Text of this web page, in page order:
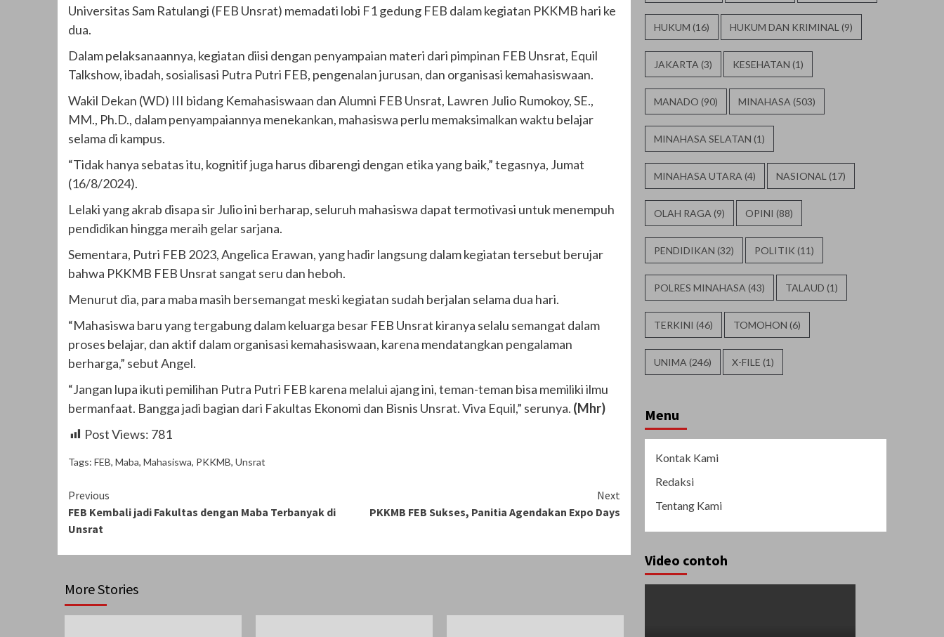
Universitas Sam Ratulangi (FEB Unsrat) memadati lobi F1 gedung FEB dalam kegiatan PKKMB hari ke
dua.
Dalam pelaksanaannya, kegiatan diisi dengan penyampaian materi dari pimpinan FEB Unsrat, Equil
Talkshow, ibadah, sosialisasi Putra Putri FEB, pengenalan jurusan, dan organisasi kemahasiswaan.
Wakil Dekan (WD) III bidang Kemahasiswaan dan Alumni FEB Unsrat, Lawren Julio Rumokoy, SE.,
MM., Ph.D., dalam penyampaiannya menekankan, mahasiswa perlu memaksimalkan waktu belajar
selama di kampus.
“Tidak hanya sebatas itu, kognitif juga harus dibarengi dengan etika yang baik,” tegasnya, Jumat
(16/8/2024).
Lelaki yang akrab disapa sir Julio ini berharap, seluruh mahasiswa dapat termotivasi untuk menempuh
pendidikan hingga meraih gelar sarjana.
Sementara, Putri FEB 2023, Angelica Erawan, yang hadir langsung dalam kegiatan tersebut berujar
bahwa PKKMB FEB Unsrat sangat seru dan heboh.
Menurut dia, para maba masih bersemangat meski kegiatan sudah berjalan selama dua hari.
“Mahasiswa baru yang tergabung dalam keluarga besar FEB Unsrat kiranya selalu semangat dalam
proses belajar, dan aktif dalam organisasi kemahasiswaan, karena mendatangkan pengalaman
berharga,” sebut Angel.
“Jangan lupa ikuti pemilihan Putra Putri FEB karena melalui ajang ini, teman-teman bisa memiliki ilmu
bermanfaat. Bangga jadi bagian dari Fakultas Ekonomi dan Bisnis Unsrat. Viva Equil,” serunya. (Mhr)
Post Views: 781
Tags: FEB, Maba, Mahasiswa, PKKMB, Unsrat
Continue
Reading
Previous
FEB Kembali jadi Fakultas dengan Maba Terbanyak di
Unsrat
Next
PKKMB FEB Sukses, Panitia Agendakan Expo Days
More Stories
HUKUM (16) HUKUM DAN KRIMINAL (9)
JAKARTA (3) KESEHATAN (1)
MANADO (90) MINAHASA (503)
MINAHASA SELATAN (1)
MINAHASA UTARA (4) NASIONAL (17)
OLAH RAGA (9) OPINI (88)
PENDIDIKAN (32) POLITIK (11)
POLRES MINAHASA (43) TALAUD (1)
TERKINI (46) TOMOHON (6)
UNIMA (246) X-FILE (1)
Menu
Kontak Kami
Redaksi
Tentang Kami
Video contoh